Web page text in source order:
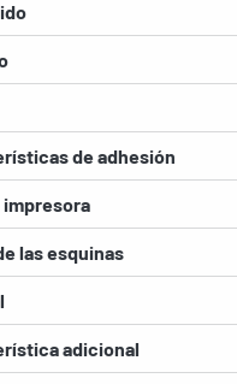
de adhesión
impresora
las esquinas
adicional